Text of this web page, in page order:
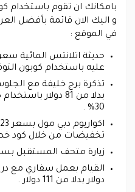
بامكانك ان تقوم باستخدام
و اليك الان قائمة بأفضل
في الموقع :
عليه باستخدام كوبون
بدلا من 81 دولار
30% .
تخفيضات من خلال كود
زيارة متحف المستقبل بسعر 39
دولار بدلا من 111 دولار .